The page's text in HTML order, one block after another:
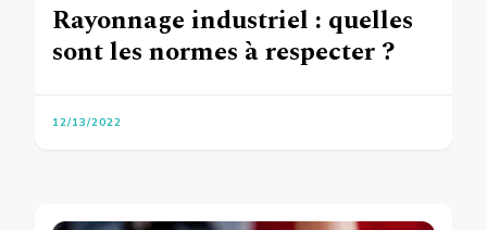
Rayonnage industriel : quelles
sont les normes à respecter ?
12/13/2022